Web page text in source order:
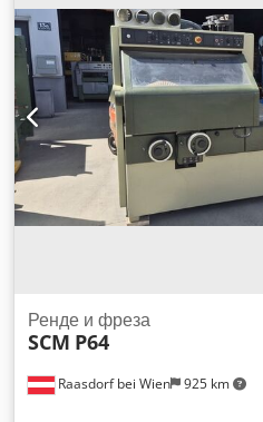
Скорост на подаване: 6 м/мин
регулиране на дебелината:
V Приблизително тегло: 179
Raasdorf bei Wien 925 km
Ренде и фреза
SCM P64